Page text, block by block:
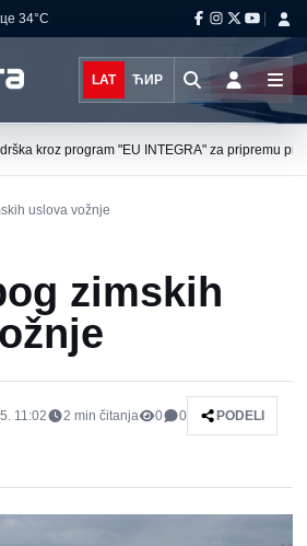
34°C
LAT ЋИР
kroz program "EU INTEGRA" za pripremu
uslova vožnje
zimskih
11:02 2 min čitanja 0 0 PODELI